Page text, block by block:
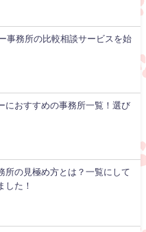
事務所の比較相談サービスを始
におすすめの事務所一覧！選び
所の見極め方とは？一覧にして
した！